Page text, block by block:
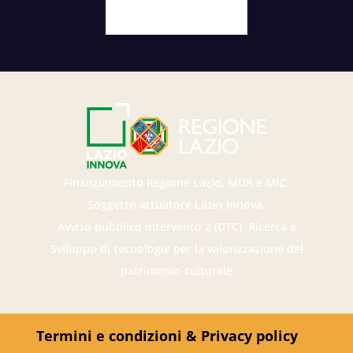
Finanziamento Regione Lazio, MUR e MiC.
Soggetto attuatore Lazio Innova.
Avviso pubblico intervento 2 (DTC). Ricerca e
Sviluppo di tecnologie per la valorizzazione del
patrimonio culturale
Termini e condizioni & Privacy policy